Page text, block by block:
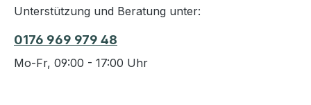
Unterstützung und Beratung unter:
0176 969 979 48
Mo-Fr, 09:00 - 17:00 Uhr